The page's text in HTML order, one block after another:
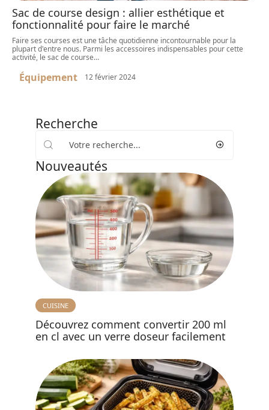
Sac de course design : allier esthétique et
fonctionnalité pour faire le marché
Faire ses courses est une tâche quotidienne incontournable pour la
plupart d'entre nous. Parmi les accessoires indispensables pour cette
activité, le sac de course…
Équipement 12 février 2024
Recherche
Nouveautés
CUISINE
Découvrez comment convertir 200 ml
en cl avec un verre doseur facilement